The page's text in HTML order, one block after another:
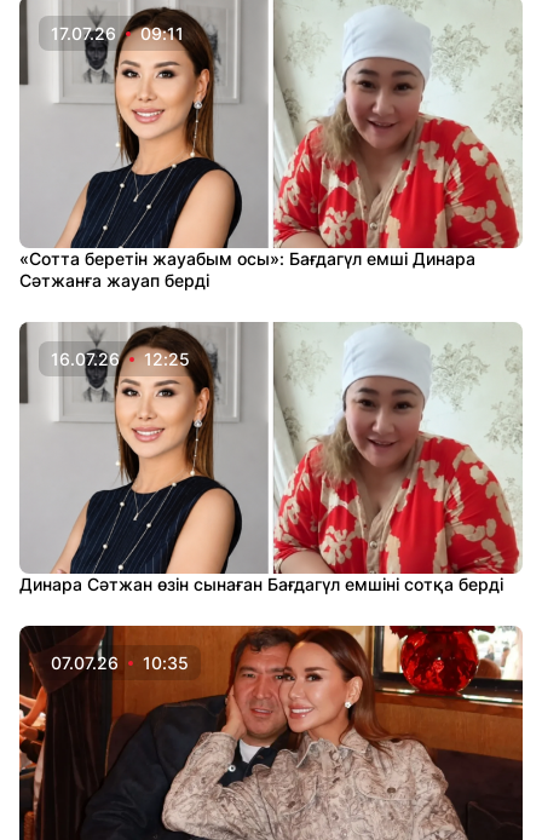
17.07.26 09:11
«Сотта беретін жауабым осы»: Бағдагүл емші Динара
Сәтжанға жауап берді
16.07.26 12:25
Динара Сәтжан өзін сынаған Бағдагүл емшіні сотқа берді
07.07.26 10:35